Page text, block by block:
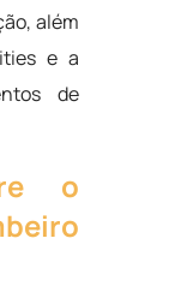
além
e a
de
o